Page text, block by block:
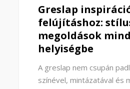
Greslap
felújításhoz:
megoldások
helyiségbe
A greslap nem csupán
színével, mintázatával és